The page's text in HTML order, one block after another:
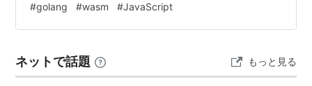
「(*js.Value).Call は遅いので、bind したうえで Invoke
するといいですよ」 from Hajime Hoshiさん、Go製ゲー
speakerdeck.com 背景 G…
#golang #wasm #JavaScript
ネットで話題 もっと見る